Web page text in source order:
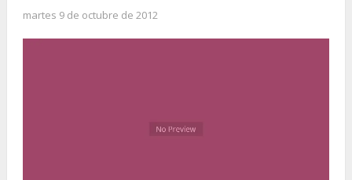
martes 9 de octubre de 2012